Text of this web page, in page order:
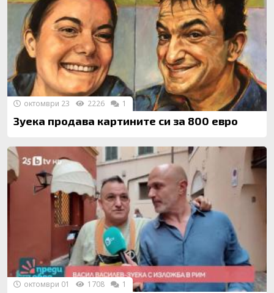
Зуека продава картините си за 800 евро
октомври 23 2226 1
октомври 01 1708 1